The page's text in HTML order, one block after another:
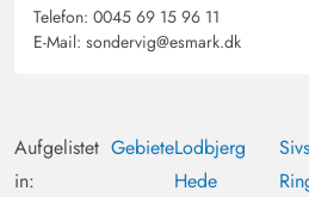
Telefon: 0045 69 15 96 11
E-Mail: sondervig@esmark.dk
Aufgelistet
in:
GebieteLodbjerg
Hede